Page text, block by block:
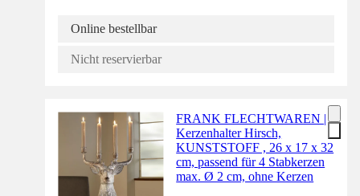
Online bestellbar
Nicht reservierbar
FRANK FLECHTWAREN |
Kerzenhalter Hirsch,
KUNSTSTOFF , 26 x 17 x 32
cm, passend für 4 Stabkerzen
max. Ø 2 cm, ohne Kerzen